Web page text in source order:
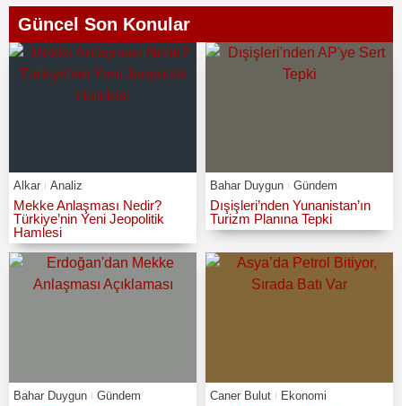
Güncel Son Konular
Alkar Analiz
Mekke Anlaşması Nedir?
Türkiye’nin Yeni Jeopolitik
Hamlesi
Bahar Duygun Gündem
Dışişleri’nden Yunanistan’ın
Turizm Planına Tepki
Bahar Duygun Gündem Caner Bulut Ekonomi